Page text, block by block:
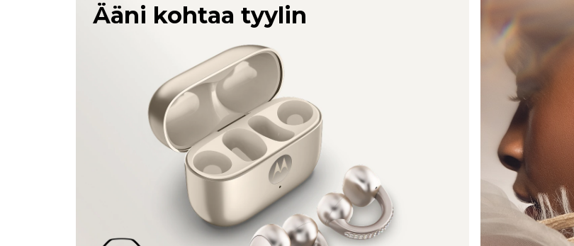
Ääni kohtaa tyylin